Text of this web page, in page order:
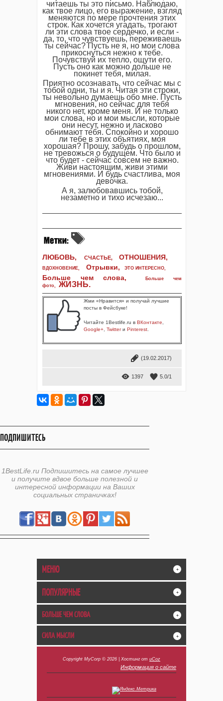
читаешь ты это письмо. Наблюдаю,
как твое лицо, его выражение, взгляд
меняются по мере прочтения этих
строк. Как хочется угадать, трогают
ли эти слова твое сердечко, и если -
да, то, что чувствуешь, переживаешь
ты сейчас? Пусть не я, но мои слова
прикоснуться нежно к тебе.
Почувствуй их тепло, ощути его.
Пусть оно как можно дольше не
покинет тебя, милая.
Приятно осознавать, что сейчас мы с
тобой одни, ты и я. Читая эти строки,
ты невольно думаешь обо мне. Пусть
мгновения, но сейчас для тебя
никого нет, кроме меня. И не только
мои слова, но и мои мысли, которые
они несут, нежно и ласково
обнимают тебя. Спокойно и хорошо
ли тебе в этих объятиях, моя
хорошая? Прошу, забудь о прошлом,
не тревожься о будущем. Что было и
что будет - сейчас совсем не важно.
Живи настоящим, живи этими
мгновениями. И будь счастлива, моя
девочка.
А я, залюбовавшись тобой,
незаметно и тихо исчезаю...
ЛЮБОВЬ, СЧАСТЬЕ, ОТНОШЕНИЯ,
ВДОХНОВЕНИЕ, Отрывки, ЭТО ИНТЕРЕСНО,
Больше чем слова,
Больше чем
фото, ЖИЗНЬ.
Жми «Нравится» и получай лучшие
посты в Фейсбуке!
Читайте 1Bestlife.ru в ВКонтакте
Google+ Twitterи Pinterest
(19.02.2017)
1397 5.0/1
ПОДПИШИТЕСЬ
1BestLife.ru Подпишитесь на самое лучшее
и получите вдвое больше полезной и
интересной информации на Ваших
социальных страничках!
МЕНЮ +
ПОПУЛЯРНЫЕ +
БОЛЬШЕ ЧЕМ СЛОВА +
СИЛА МЫСЛИ +
Copyright MyCorp © 2026 Хостинг от uCoz
Информация о сайте